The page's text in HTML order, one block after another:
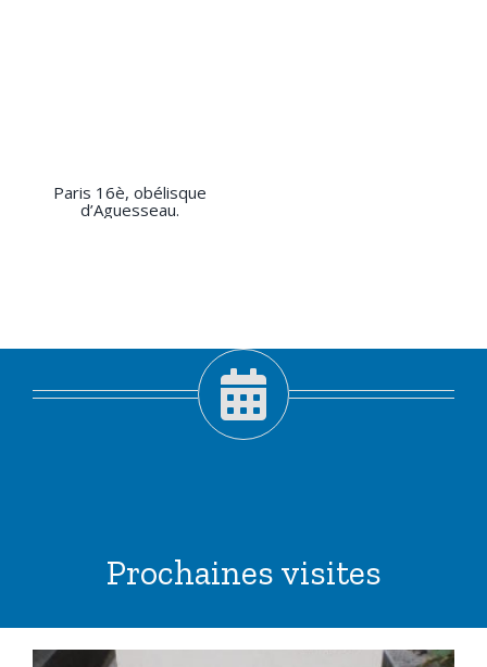
Paris 16è, obélisque
d’Aguesseau.
Prochaines visites